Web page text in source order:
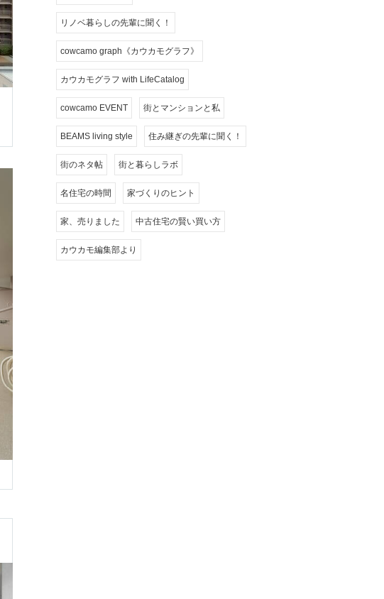
リノベ暮らしの先輩に聞く！
cowcamo graph《カウカモグラフ》
カウカモグラフ with LifeCatalog
cowcamo EVENT 街とマンションと私
BEAMS living style 住み継ぎの先輩に聞く！
街のネタ帖 街と暮らしラボ
名住宅の時間 家づくりのヒント
家、売りました 中古住宅の賢い買い方
カウカモ編集部より